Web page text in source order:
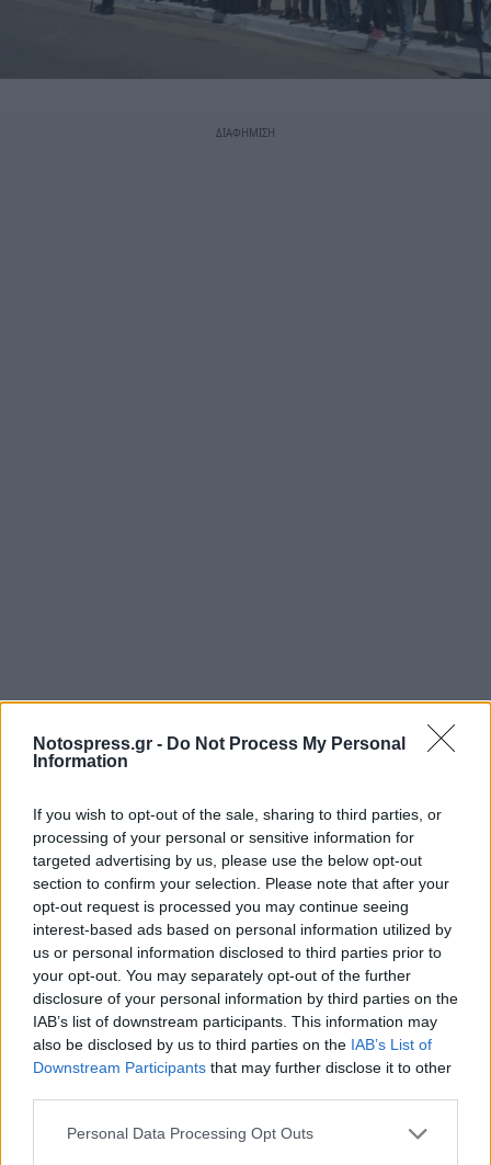
Notospress.gr - Do Not Process My Personal
Information
If you wish to opt-out of the sale, sharing to third parties, or
processing of your personal or sensitive information for
targeted advertising by us, please use the below opt-out
section to confirm your selection. Please note that after your
opt-out request is processed you may continue seeing
interest-based ads based on personal information utilized by
us or personal information disclosed to third parties prior to
your opt-out. You may separately opt-out of the further
disclosure of your personal information by third parties on the
IAB’s list of downstream participants. This information may
also be disclosed by us to third parties on the IAB’s List of
Downstream Participants that may further disclose it to other
Personal Data Processing Opt Outs